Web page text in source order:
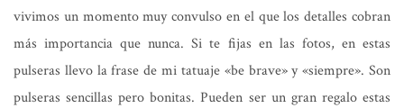
vivimos un momento muy convulso en el que los detalles cobran
más importancia que nunca. Si te fijas en las fotos, en estas
pulseras llevo la frase de mi tatuaje «be brave» y «siempre». Son
pulseras sencillas pero bonitas. Pueden ser un gran regalo estas